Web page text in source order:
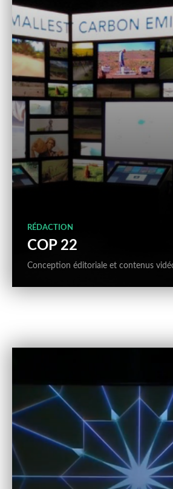
RÉDACTION
COP 22
Conception éditoriale et contenus